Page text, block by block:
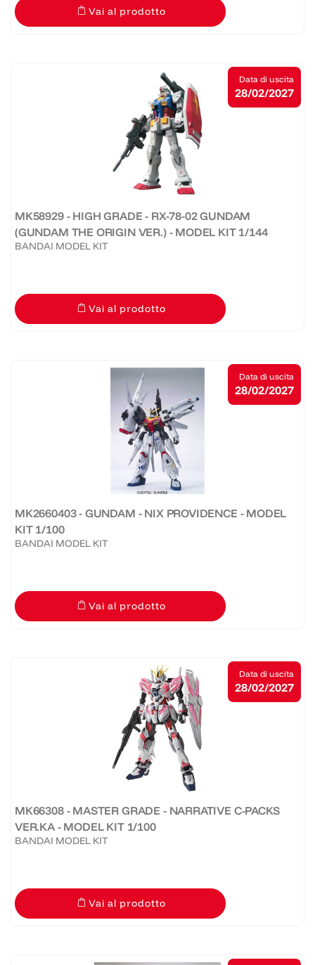
PVC, necessita di montaggio.Vai al prodotto
MK58929 - HIGH GRADE - RX-78-02 GUNDAM
(GUNDAM THE ORIGIN VER.) - MODEL KIT 1/144
BANDAI MODEL KIT
Vai al prodotto
Data di uscita
28/02/2027
MK2660403 - GUNDAM - NIX PROVIDENCE - MODEL
KIT 1/100
BANDAI MODEL KIT
Vai al prodotto
Data di uscita
28/02/2027
MK66308 - MASTER GRADE - NARRATIVE C-PACKS
VER.KA - MODEL KIT 1/100
BANDAI MODEL KIT
Vai al prodotto
Data di uscita
28/02/2027